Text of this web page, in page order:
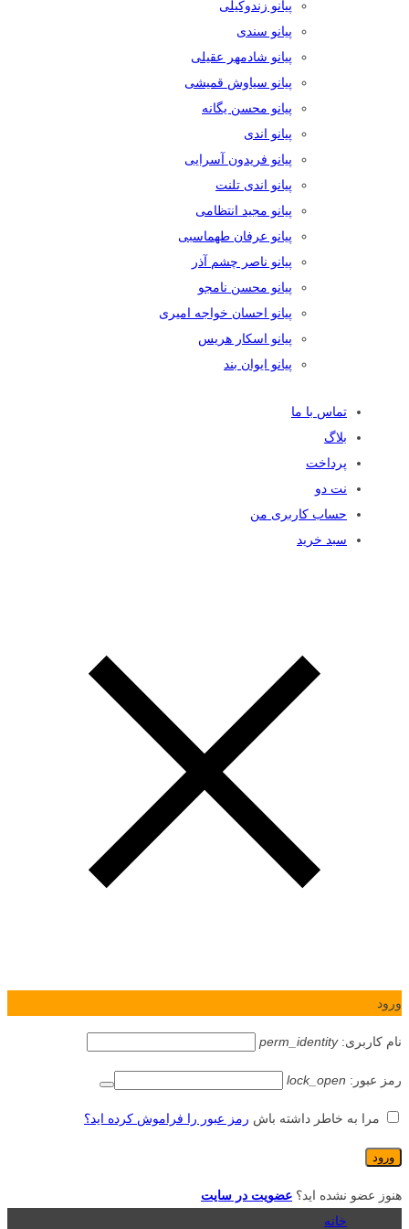
پیانو زندوکیلی
پیانو سندی
پیانو شادمهر عقیلی
پیانو سیاوش قمیشی
پیانو محسن یگانه
پیانو اندی
پیانو فریدون آسرایی
پیانو اندی تلنت
پیانو مجید انتظامی
پیانو عرفان طهماسبی
پیانو ناصر چشم آذر
پیانو محسن نامجو
پیانو احسان خواجه امیری
پیانو اسکار هریس
پیانو ایوان بند
تماس با ما
بلاگ
پرداخت
نت دو
حساب کاربری من
سبد خرید
ورود
نام کاربری:perm_identity
رمز عبور: lock_open
مرا به خاطر داشته باش رمز عبور را فراموش کرده اید؟
هنوز عضو نشده اید؟ عضویت در سایت
خانه